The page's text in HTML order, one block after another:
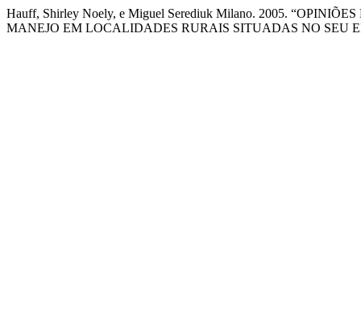
Hauff, Shirley Noely, e Miguel Serediuk Milano. 2005.
MANEJO EM LOCALIDADES RURAIS SITUADAS NO SEU